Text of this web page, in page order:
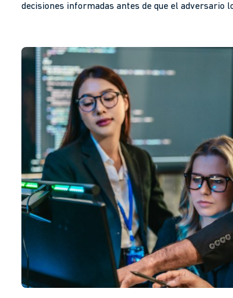
decisiones informadas antes de que el adversario